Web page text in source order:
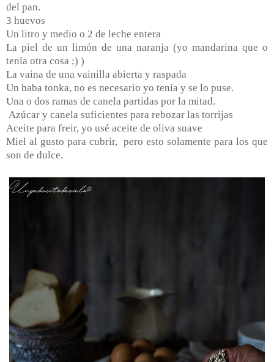
del pan.
3 huevos
Un litro y medio o 2 de leche entera
La piel de un limón de una naranja (yo mandarina que o
tenía otra cosa ;) )
La vaina de una vainilla abierta y raspada
Un haba tonka, no es necesario yo tenía y se lo puse.
Una o dos ramas de canela partidas por la mitad.
Azúcar y canela suficientes para rebozar las torrijas
Aceite para freir, yo usé aceite de oliva suave
Miel al gusto para cubrir, pero esto solamente para los que
son de dulce.